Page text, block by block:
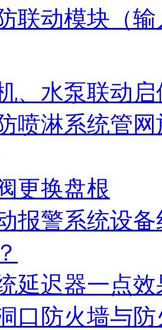
联动模块（
、水泵联动
喷淋系统管
更换盘根
报警系统设
延迟器一点
口防火墙与